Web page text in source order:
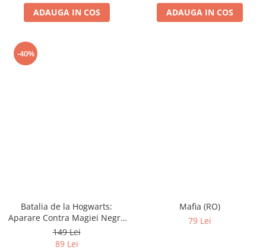
ADAUGA IN COS ADAUGA IN COS
-40%
Batalia de la Hogwarts:
Aparare Contra Magiei Negre
(RO)
149 Lei
89 Lei
Mafia (RO)
79 Lei